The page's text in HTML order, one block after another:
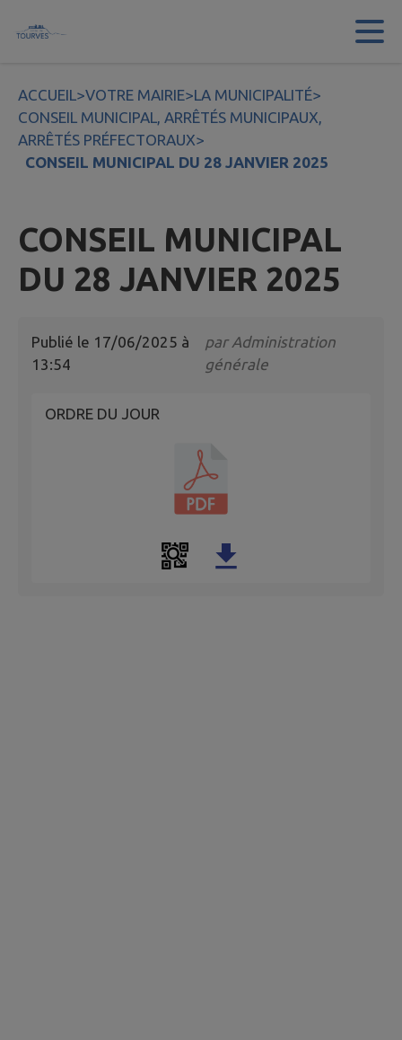
Contenu
ACCUEIL>VOTRE MAIRIE>LA MUNICIPALITÉ>
CONSEIL MUNICIPAL, ARRÊTÉS MUNICIPAUX,
ARRÊTÉS PRÉFECTORAUX>
CONSEIL MUNICIPAL DU 28 JANVIER 2025
CONSEIL MUNICIPAL
DU 28 JANVIER 2025
Publié le 17/06/2025 à
13:54
parAdministration
générale
ORDRE DU JOUR